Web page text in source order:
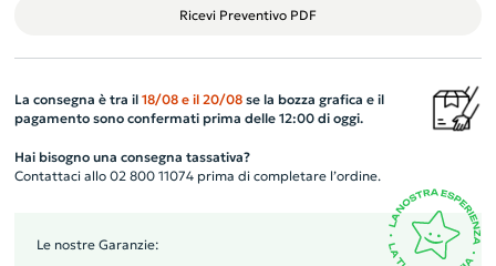
Ricevi Preventivo PDF
La consegna è tra il 18/08 e il 20/08se la bozza grafica e il
pagamento sono confermati prima delle 12:00 di oggi.
Hai bisogno una consegna tassativa?
Contattaci allo 02 800 11074 prima di completare l’ordine.
Le nostre Garanzie: